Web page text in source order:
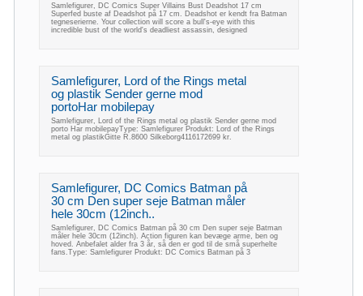
Samlefigurer, DC Comics Super Villains Bust Deadshot 17 cm
Superfed buste af Deadshot på 17 cm. Deadshot er kendt fra Batman
tegneserierne. Your collection will score a bull's-eye with this
incredible bust of the world's deadliest assassin, designed
Samlefigurer, Lord of the Rings metal
og plastik Sender gerne mod
portoHar mobilepay
Samlefigurer, Lord of the Rings metal og plastik Sender gerne mod
porto Har mobilepayType: Samlefigurer Produkt: Lord of the Rings
metal og plastikGitte R.8600 Silkeborg4116172699 kr.
Samlefigurer, DC Comics Batman på
30 cm Den super seje Batman måler
hele 30cm (12inch..
Samlefigurer, DC Comics Batman på 30 cm Den super seje Batman
måler hele 30cm (12inch). Action figuren kan bevæge arme, ben og
hoved. Anbefalet alder fra 3 år, så den er god til de små superhelte
fans.Type: Samlefigurer Produkt: DC Comics Batman på 3